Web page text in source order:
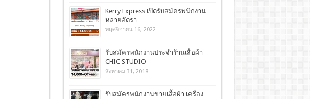
Kerry Express เปิดรับสมัครพนักงาน
หลายอัตรา
พฤศจิกายน 16, 2022
รับสมัครพนักงานประจำร้านเสื้อผ้า
CHIC STUDIO
สิงหาคม 31, 2018
รับสมัครพนักงานขายเสื้อผ้า เครื่อง